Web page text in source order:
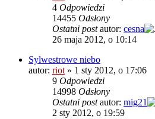
4 Odpowiedzi
14455 Odsłony
Ostatni postautor: cesna
26 maja 2012, o 10:14
Sylwestrowe niebo
autor: riot » 1 sty 2012, o 17:06
9 Odpowiedzi
14998 Odsłony
Ostatni postautor: mig21
2 sty 2012, o 19:59